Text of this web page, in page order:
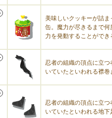
美味しいクッキーが詰ま
缶。魔力が尽きるまで何
力を発動することができ
忍者の組織の頂点に立つ
いていたといわれる襟巻
忍者の組織の頂点に立つ
いていたといわれる地下